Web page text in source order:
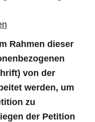
Rahmen dieser
von der
werden, um
zu
der Petition